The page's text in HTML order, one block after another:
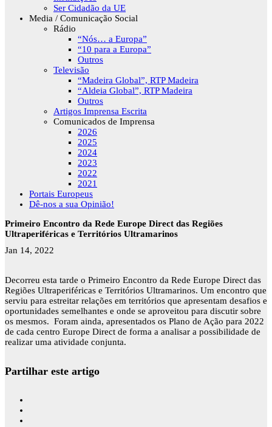
Ser Cidadão da UE
Media / Comunicação Social
Rádio
“Nós… a Europa”
“10 para a Europa”
Outros
Televisão
“Madeira Global”, RTP Madeira
“Aldeia Global”, RTP Madeira
Outros
Artigos Imprensa Escrita
Comunicados de Imprensa
2026
2025
2024
2023
2022
2021
Portais Europeus
Dê-nos a sua Opinião!
Primeiro Encontro da Rede Europe Direct das Regiões
Ultraperiféricas e Territórios Ultramarinos
Jan 14, 2022
Decorreu esta tarde o Primeiro Encontro da Rede Europe Direct das
Regiões Ultraperiféricas e Territórios Ultramarinos. Um encontro que
serviu para estreitar relações em territórios que apresentam desafios e
oportunidades semelhantes e onde se aproveitou para discutir sobre
os mesmos. Foram ainda, apresentados os Plano de Ação para 2022
de cada centro Europe Direct de forma a analisar a possibilidade de
realizar uma atividade conjunta.
Partilhar este artigo